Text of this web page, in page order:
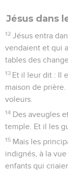
Jésus dans
12 Jésus entra
vendaient et qui
tables des
13 Et il leur dit : Il
maison de
voleurs.
14 Des aveugles
temple. Et il les
15 Mais les
indignés, à la
enfants qui